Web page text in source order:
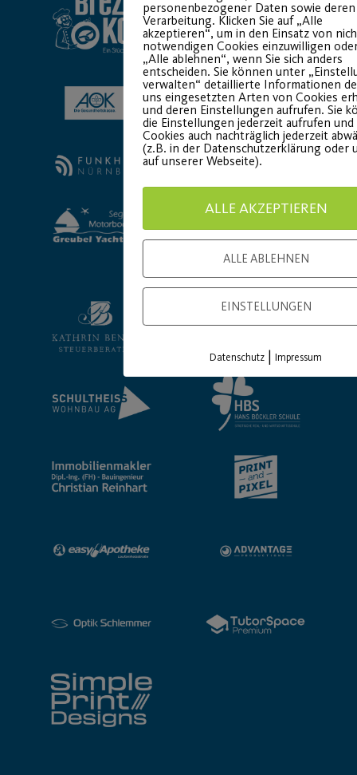
personenbezogener Daten sowie deren
Verarbeitung. Klicken Sie auf „Alle
akzeptieren“, um in den Einsatz von
notwendigen Cookies einzuwilligen
„Alle ablehnen“, wenn Sie sich anders
entscheiden. Sie können unter
verwalten“ detaillierte Informationen
uns eingesetzten Arten von Cookies
und deren Einstellungen aufrufen. Sie
die Einstellungen jederzeit aufrufen und
Cookies auch nachträglich jederzeit
(z.B. in der Datenschutzerklärung oder
auf unserer Webseite).
ALLE AKZEPTIEREN
ALLE ABLEHNEN
EINSTELLUNGEN
Datenschutz |Impressum